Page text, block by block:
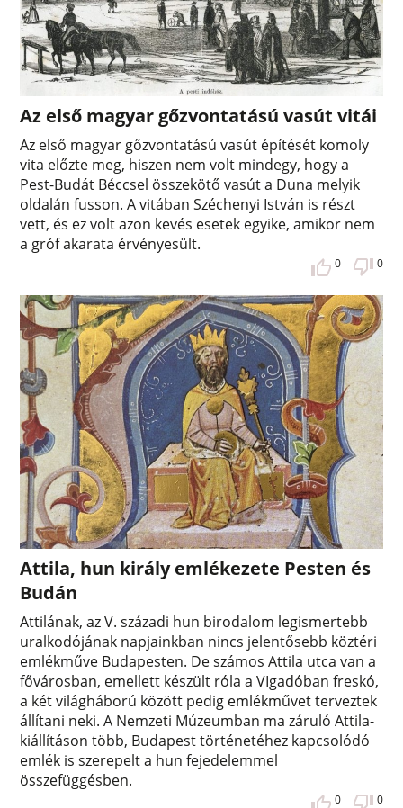
Az első magyar gőzvontatású vasút vitái
Az első magyar gőzvontatású vasút építését komoly
vita előzte meg, hiszen nem volt mindegy, hogy a
Pest-Budát Béccsel összekötő vasút a Duna melyik
oldalán fusson. A vitában Széchenyi István is részt
vett, és ez volt azon kevés esetek egyike, amikor nem
a gróf akarata érvényesült.
0 0
Attila, hun király emlékezete Pesten és
Budán
Attilának, az V. századi hun birodalom legismertebb
uralkodójának napjainkban nincs jelentősebb köztéri
emlékműve Budapesten. De számos Attila utca van a
fővárosban, emellett készült róla a VIgadóban freskó,
a két világháború között pedig emlékművet terveztek
állítani neki. A Nemzeti Múzeumban ma záruló Attila-
kiállításon több, Budapest történetéhez kapcsolódó
emlék is szerepelt a hun fejedelemmel
összefüggésben.
0 0